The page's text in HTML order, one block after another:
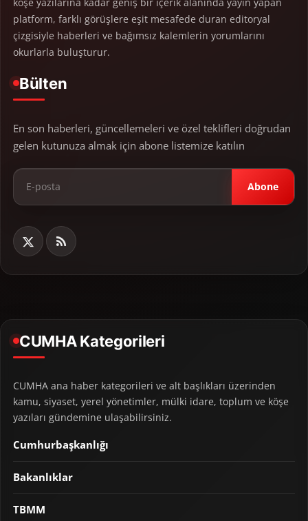
platform, farklı görüşlere eşit mesafede duran editoryal
çizgisiyle haberleri ve bağımsız kalemlerin yorumlarını
okurlarla buluşturur.
Bülten
En son haberleri, güncellemeleri ve özel teklifleri doğrudan
gelen kutunuza almak için abone listemize katılın
Abone
CUMHA Kategorileri
CUMHA ana haber kategorileri ve alt başlıkları üzerinden
kamu, siyaset, yerel yönetimler, mülki idare, toplum ve köşe
yazıları gündemine ulaşabilirsiniz.
Cumhurbaşkanlığı
Bakanlıklar
TBMM